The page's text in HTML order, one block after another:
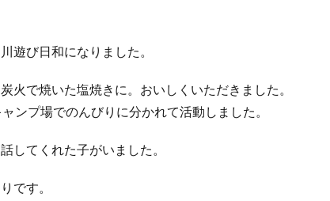
遊び日和になりました。
火で焼いた塩焼きに。おいしくいただきました。
ンプ場でのんびりに分かれて活動しました。
してくれた子がいました。
です。